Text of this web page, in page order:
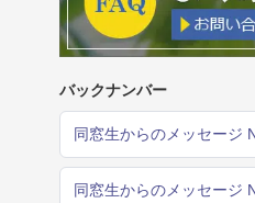
バックナンバー
同窓生からのメッセージ
同窓生からのメッセージ